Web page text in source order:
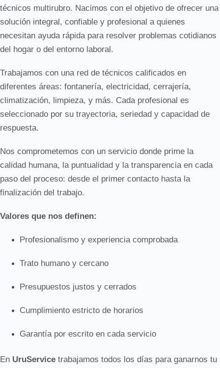
técnicos multirubro. Nacimos con el objetivo de ofrecer una
solución integral, confiable y profesional a quienes
necesitan ayuda rápida para resolver problemas cotidianos
del hogar o del entorno laboral.
Trabajamos con una red de técnicos calificados en
diferentes áreas: fontanería, electricidad, cerrajería,
climatización, limpieza, y más. Cada profesional es
seleccionado por su trayectoria, seriedad y capacidad de
respuesta.
Nos comprometemos con un servicio donde prime la
calidad humana, la puntualidad y la transparencia en cada
paso del proceso: desde el primer contacto hasta la
finalización del trabajo.
Valores que nos definen:
Profesionalismo y experiencia comprobada
Trato humano y cercano
Presupuestos justos y cerrados
Cumplimiento estricto de horarios
Garantía por escrito en cada servicio
En UruService trabajamos todos los días para ganarnos tu